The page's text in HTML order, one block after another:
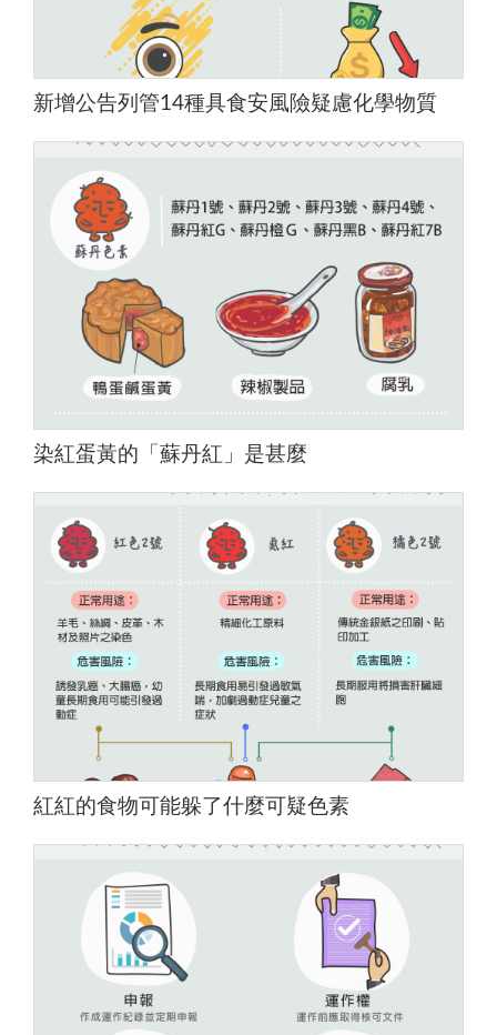
新增公告列管14種具食安風險疑慮化學物質
染紅蛋黃的「蘇丹紅」是甚麼
紅紅的食物可能躲了什麼可疑色素